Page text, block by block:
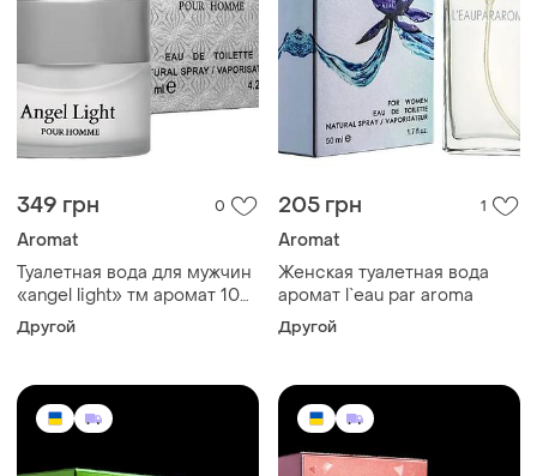
349 грн 0
Aromat
Туалетная вода для мужчин
«angel light» тм аромат 100
мл
Другой
205 грн 1
Aromat
Женская туалетная вода
аромат l`eau par aroma
Другой